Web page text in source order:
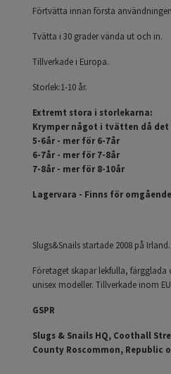
Förtvätta innan första
Tvätta i 30 grader vända ut och in.
Tillverkade i Europa.
Storlek:1-10 år.
Extremt stora i storlekarna:
Krymper något i tvätten då det
5-6år - mer för 6-7år
6-7år - mer för 7-8år
7-8år - mer för 8-10år
Lagervara - Finns för
Slugs&Snails startade 2008 på Irland.
Företaget skapar lekfulla,
unisex modeller. Tillverkade inom
GSPR
Slugs & Snails HQ, Coothall
County Roscommon, Republic